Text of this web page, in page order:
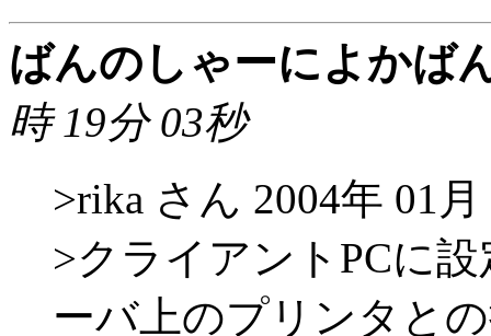
ばんのしゃーによかば
時 19分 03秒
>rika さん 2004年 01
>クライアントPCに
ーバ上のプリンタと